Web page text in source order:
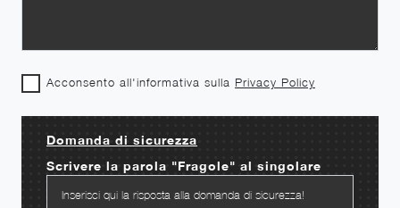
Acconsento all'informativa sulla Privacy Policy
Domanda di sicurezza
Scrivere la parola "Fragole" al singolare